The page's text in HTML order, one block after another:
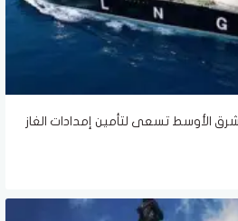
الأوسط تسعى لتأمين إمدادات الغاز